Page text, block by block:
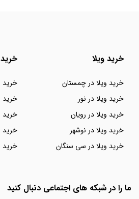
خرید ویلا
خرید ویلا در چمستان
خرید ویلا در نور
خرید ویلا در رویان
خرید ویلا در نوشهر
خرید ویلا در سی سنگان
خرید
خرید
خرید
خرید
خرید
ما را در شبکه های اجتماعی دنبال کنید